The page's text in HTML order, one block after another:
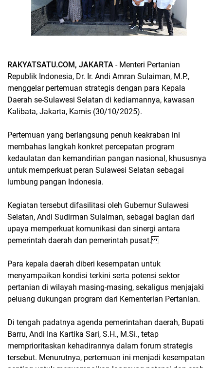
RAKYATSATU.COM, JAKARTA - Menteri Pertanian
Republik Indonesia, Dr. Ir. Andi Amran Sulaiman, M.P.,
menggelar pertemuan strategis dengan para Kepala
Daerah se-Sulawesi Selatan di kediamannya, kawasan
Kalibata, Jakarta, Kamis (30/10/2025).
Pertemuan yang berlangsung penuh keakraban ini
membahas langkah konkret percepatan program
kedaulatan dan kemandirian pangan nasional, khususnya
untuk memperkuat peran Sulawesi Selatan sebagai
lumbung pangan Indonesia.
Kegiatan tersebut difasilitasi oleh Gubernur Sulawesi
Selatan, Andi Sudirman Sulaiman, sebagai bagian dari
upaya memperkuat komunikasi dan sinergi antara
pemerintah daerah dan pemerintah pusat.
Para kepala daerah diberi kesempatan untuk
menyampaikan kondisi terkini serta potensi sektor
pertanian di wilayah masing-masing, sekaligus menjajaki
peluang dukungan program dari Kementerian Pertanian.
Di tengah padatnya agenda pemerintahan daerah, Bupati
Barru, Andi Ina Kartika Sari, S.H., M.Si., tetap
memprioritaskan kehadirannya dalam forum strategis
tersebut. Menurutnya, pertemuan ini menjadi kesempatan